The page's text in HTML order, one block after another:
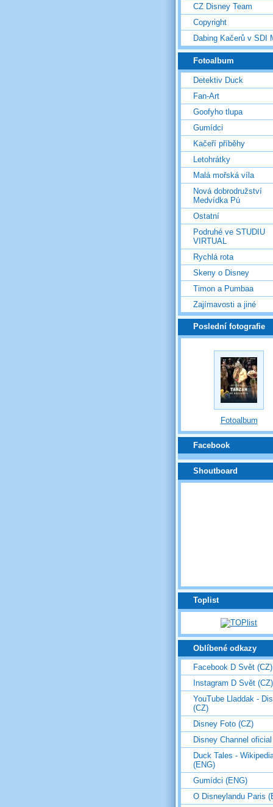
CZ Disney Team
Copyright
Dabing Kačerů v SDI
Fotoalbum
Detektiv Duck
Fan-Art
Goofyho tlupa
Gumídci
Kačeří příběhy
Letohrátky
Malá mořská víla
Nová dobrodružství
Medvídka Pú
Ostatní
Podruhé ve STUDIU
VIRTUAL
Rychlá rota
Skeny o Disney
Timon a Pumbaa
Zajímavosti a jiné
Poslední fotografie
Fotoalbum
Facebook
Shoutboard
Toplist
Oblíbené odkazy
Facebook D Svět (CZ)
Instagram D Svět (CZ)
YouTube Lladdak -
(CZ)
Disney Foto (CZ)
Disney Channel
Duck Tales -
(ENG)
Gumídci (ENG)
O Disneylandu Paris